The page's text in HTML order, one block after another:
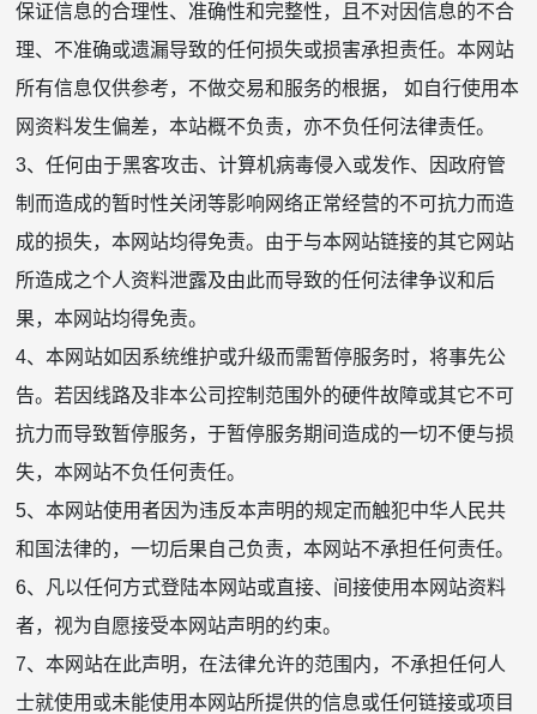
保证信息的合理性、准确性和完整性，且不对因信息的不合
理、不准确或遗漏导致的任何损失或损害承担责任。本网站
所有信息仅供参考，不做交易和服务的根据， 如自行使用本
网资料发生偏差，本站概不负责，亦不负任何法律责任。
3、任何由于黑客攻击、计算机病毒侵入或发作、因政府管
制而造成的暂时性关闭等影响网络正常经营的不可抗力而造
成的损失，本网站均得免责。由于与本网站链接的其它网站
所造成之个人资料泄露及由此而导致的任何法律争议和后
果，本网站均得免责。
4、本网站如因系统维护或升级而需暂停服务时，将事先公
告。若因线路及非本公司控制范围外的硬件故障或其它不可
抗力而导致暂停服务，于暂停服务期间造成的一切不便与损
失，本网站不负任何责任。
5、本网站使用者因为违反本声明的规定而触犯中华人民共
和国法律的，一切后果自己负责，本网站不承担任何责任。
6、凡以任何方式登陆本网站或直接、间接使用本网站资料
者，视为自愿接受本网站声明的约束。
7、本网站在此声明，在法律允许的范围内，不承担任何人
士就使用或未能使用本网站所提供的信息或任何链接或项目